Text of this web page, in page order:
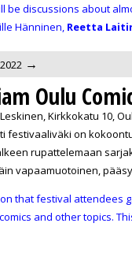
be discussions about
Hänninen, Reetta
2022
Oulu
Kirkkokatu 10,
festivaaliväki on
rupattelemaan
vapaamuotoinen,
that festival attendees
and other topics.